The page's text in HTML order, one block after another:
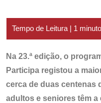
Na 23.ª edição, o
Participa registou a
cerca de duas centenas
adultos e seniores têm